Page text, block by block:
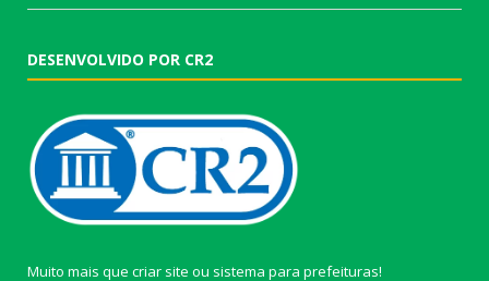
DESENVOLVIDO POR CR2
Muito mais que criar site ou sistema para prefeituras!